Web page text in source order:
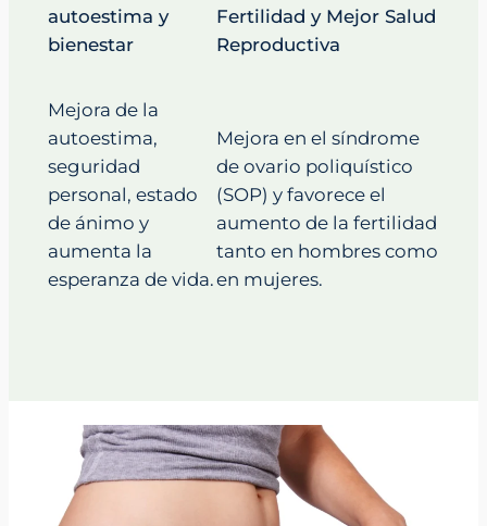
autoestima y
bienestar
Mejora de la
autoestima,
seguridad
personal, estado
de ánimo y
aumenta la
esperanza de vida.
Fertilidad y Mejor Salud
Reproductiva
Mejora en el síndrome
de ovario poliquístico
(SOP) y favorece el
aumento de la fertilidad
tanto en hombres como
en mujeres.